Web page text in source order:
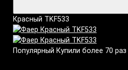
Красный TKF533
Популярный Купили более 70 раз